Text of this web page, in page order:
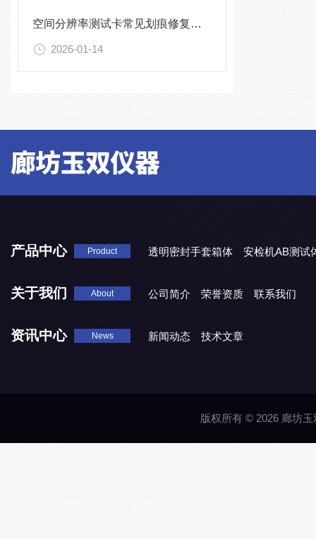
空间分辨率测试卡常见划痕修复与清洁保存方法
2026-01-14
产品中心 Product 透明密封手套箱体 安检机AB测试
关于我们 About 公司简介 荣誉资质 联系我们
资讯中心 News 新闻动态 技术文章
版权所有 © 2026 廊坊